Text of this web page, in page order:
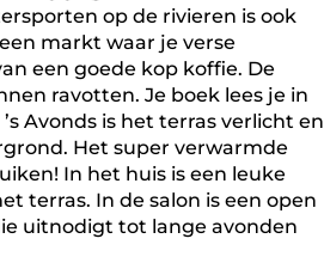
op de rivieren is ook
markt waar je verse
een goede kop koffie. De
ravotten. Je boek lees je in
Avonds is het terras verlicht en
Het super verwarmde
In het huis is een leuke
terras. In de salon is een open
uitnodigt tot lange avonden